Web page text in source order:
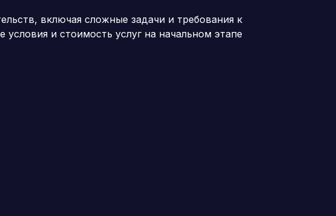
включая сложные задачи и требования к
и стоимость услуг на начальном этапе